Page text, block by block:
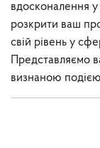
вдосконалення
розкрити ваш
свій рівень у
Представляємо
визнаною